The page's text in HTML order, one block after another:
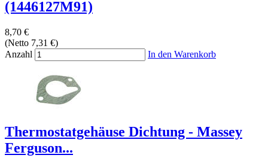
(1446127M91)
8,70 €
(Netto 7,31 €)
Anzahl
In den Warenkorb
Thermostatgehäuse Dichtung - Massey
Ferguson...